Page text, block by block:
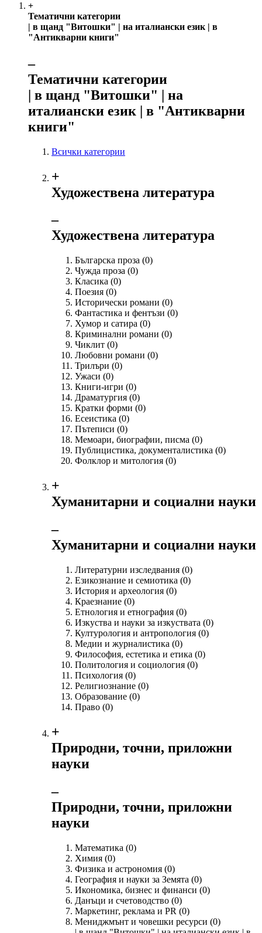
+
Тематични категории
| в щанд "Витошки" | на италиански език | в
"Антикварни книги"
‒
Тематични категории
| в щанд "Витошки" | на
италиански език | в "Антикварни
книги"
Всички категории
+
Художествена литература
‒
Художествена литература
Българска проза (0)
Чужда проза (0)
Класика (0)
Поезия (0)
Исторически романи (0)
Фантастика и фентъзи (0)
Хумор и сатира (0)
Криминални романи (0)
Чиклит (0)
Любовни романи (0)
Трилъри (0)
Ужаси (0)
Книги-игри (0)
Драматургия (0)
Кратки форми (0)
Есеистика (0)
Пътеписи (0)
Мемоари, биографии, писма (0)
Публицистика, документалистика (0)
Фолклор и митология (0)
+
Хуманитарни и социални науки
‒
Хуманитарни и социални науки
Литературни изследвания (0)
Езикознание и семиотика (0)
История и археология (0)
Краезнание (0)
Етнология и етнография (0)
Изкуства и науки за изкуствата (0)
Културология и антропология (0)
Медии и журналистика (0)
Философия, естетика и етика (0)
Политология и социология (0)
Психология (0)
Религиознание (0)
Образование (0)
Право (0)
+
Природни, точни, приложни
науки
‒
Природни, точни, приложни
науки
Математика (0)
Химия (0)
Физика и астрономия (0)
География и науки за Земята (0)
Икономика, бизнес и финанси (0)
Данъци и счетоводство (0)
Маркетинг, реклама и PR (0)
Мениджмънт и човешки ресурси (0)